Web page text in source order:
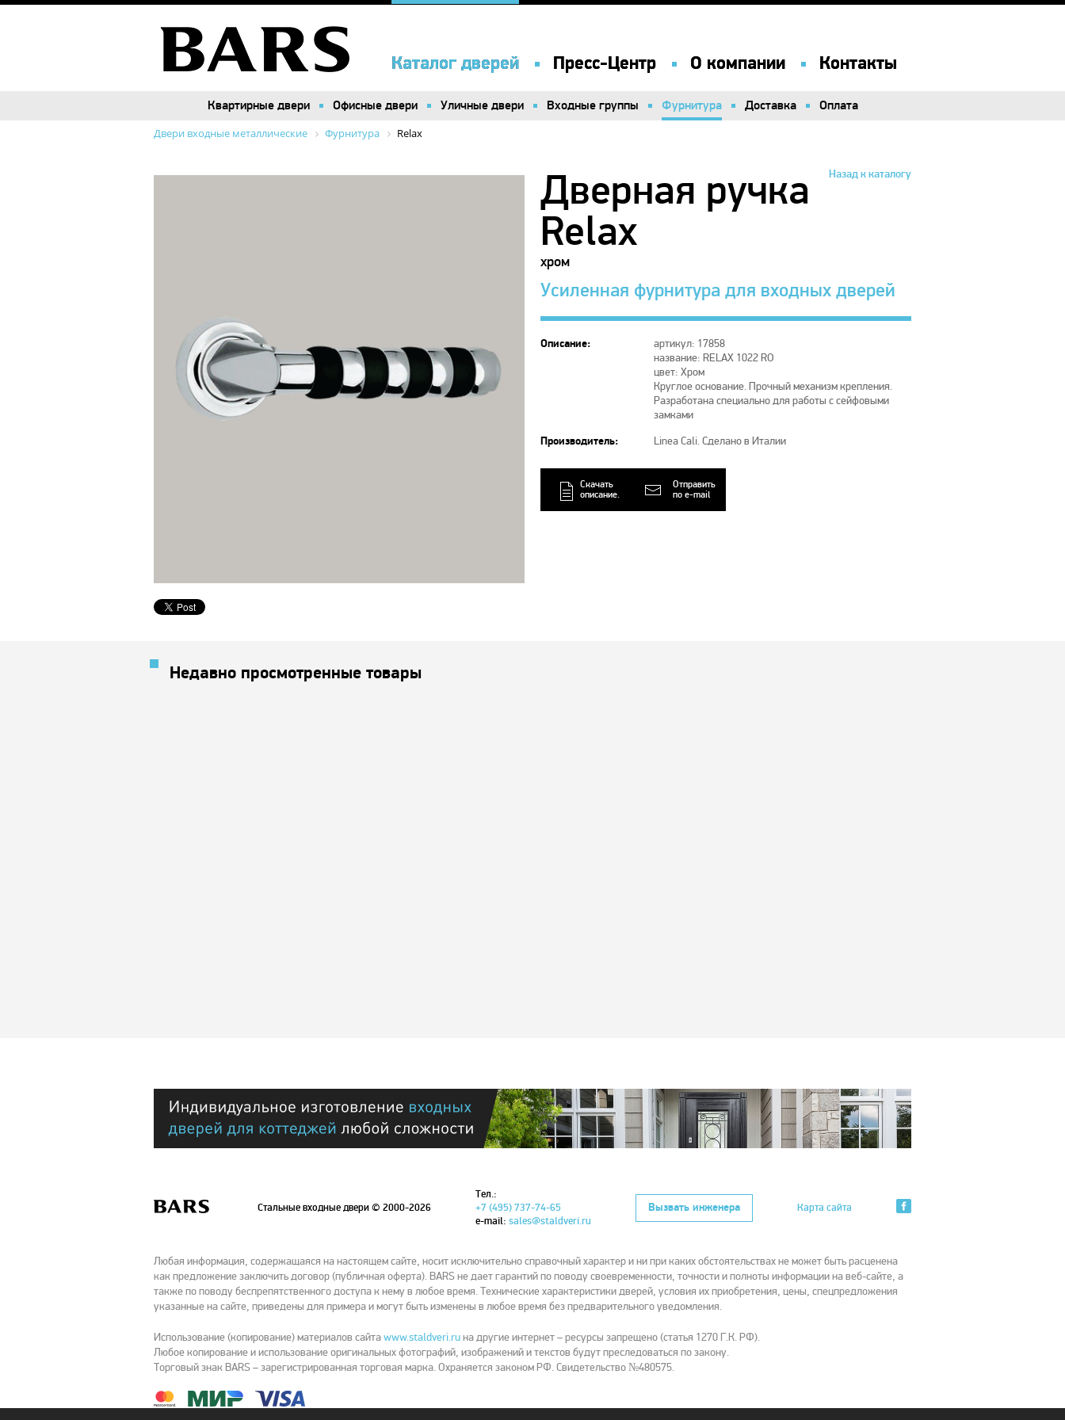
Каталог дверей Пресс-Центр О компании Контакты
Каталог дверей Пресс-Центр О компании Контакты
Квартирные двери Офисные двери Уличные двери Входные группы Фурнитура Доставка Оплата
Квартирные двери Офисные двери Уличные двери Входные группы Фурнитура Доставка Оплата
Двери входные металлические Фурнитура Relax
Назад к каталогу
Дверная ручка
Relax
хром
Усиленная фурнитура для входных дверей
Описание:
артикул: 17858
название: RELAX 1022 RO
цвет: Хром
Круглое основание. Прочный механизм крепления.
Разработана специально для работы с сейфовыми
замками
Производитель: Linea Cali. Сделано в Италии
Скачать
описание.
Отправить
по e-mail
Недавно просмотренные товары
Стальные входные двери© 2000-2026
Тел.:
+7 (495) 737-74-65
e-mail: sales@staldveri.ru
Вызвать инженера Карта сайта
Любая информация, содержащаяся на настоящем сайте, носит исключительно справочный характер и ни при каких обстоятельствах не может быть расценена
как предложение заключить договор (публичная оферта). BARS не дает гарантий по поводу своевременности, точности и полноты информации на веб-сайте, а
также по поводу беспрепятственного доступа к нему в любое время. Технические характеристики дверей, условия их приобретения, цены, спецпредложения
указанные на сайте, приведены для примера и могут быть изменены в любое время без предварительного уведомления.
Использование (копирование) материалов сайтаwww.staldveri.ruна другие интернет – ресурсы запрещено (статья 1270 Г.К. РФ).
Любое копирование и использование оригинальных фотографий, изображений и текстов будут преследоваться по закону.
Торговый знак BARS – зарегистрированная торговая марка. Охраняется законом РФ. Свидетельство №480575.